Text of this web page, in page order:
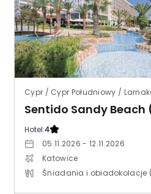
Cypr / Cypr Południowy /
Hotel:4
05.11.2026 - 12.11.2026
Katowice
Śniadania i obiadokolacje